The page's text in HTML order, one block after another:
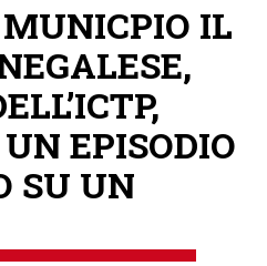
IL
EPISODIO
SU UN